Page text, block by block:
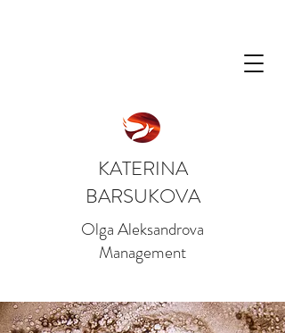
KATERINA
BARSUKOVA
Olga Aleksandrova
Management